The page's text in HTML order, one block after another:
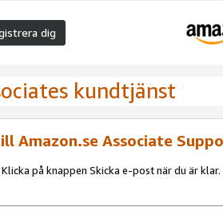
dig
kundtjänst
Amazon.se Associate
på knappen Skicka e-post när du är klar.